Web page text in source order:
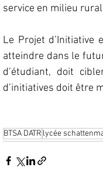
service en milieu
Le Projet d’Initiative
atteindre dans le
d’étudiant, doit
d’initiatives doit être
BTSA DATR lycée